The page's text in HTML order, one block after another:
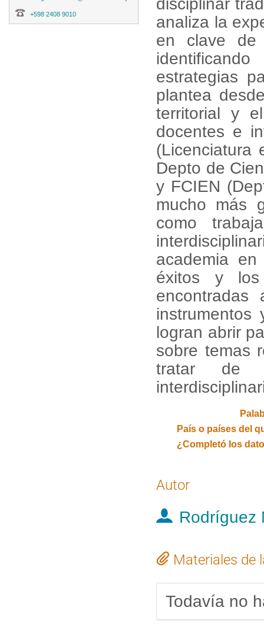
+598 2408 9010
disciplinar
analiza la
en clave de
estrategias
plantea
territorial y
docentes e
(Licenciatura
Depto de
y FCIEN
mucho más
como
academia
éxitos y los
logran abrir
sobre temas
tratar de
Autor
Rodríguez
Materiales de
Todavía no